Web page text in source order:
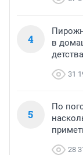
4
в
детства
31
5
По
28